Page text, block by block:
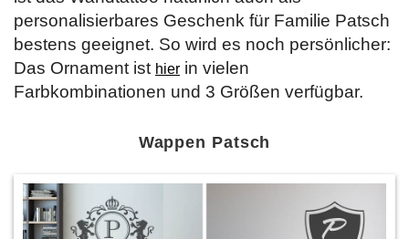
personalisierbares Geschenk für Familie Patsch
bestens geeignet. So wird es noch persönlicher:
Das Ornament ist hier in vielen
Farbkombinationen und 3 Größen verfügbar.
Wappen Patsch